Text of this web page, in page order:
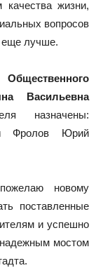
жизни,
вопросов
еще лучше.
Общественного
Васильевна
назначены:
и Фролов Юрий
новому
поставленные
и успешно
мостом